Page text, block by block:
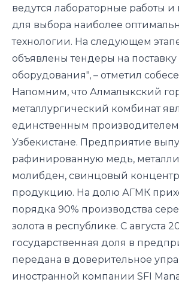
ведутся лабораторные работы
для выбора наиболее
технологии. На следующем
объявлены тендеры на поставку
оборудования", – отметил
Напомним, что Алмалыкский
металлургический комбинат
единственным
Узбекистане. Предприятие
рафинированную медь,
молибден, свинцовый
продукцию. На долю АГМК
порядка 90% производства
золота в республике. С августа
государственная доля в
передана в доверительное
иностранной компании SFI